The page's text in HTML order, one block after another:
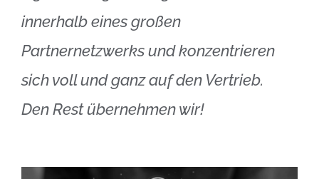
innerhalb eines großen
Partnernetzwerks und konzentrieren
sich voll und ganz auf den Vertrieb.
Den Rest übernehmen wir!